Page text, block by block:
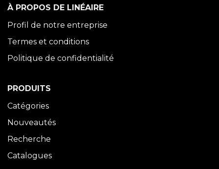
À PROPOS DE LINÉAIRE
Profil de notre entreprise
Termes et conditions
Politique de confidentialité
PRODUITS
Catégories
Nouveautés
Recherche
Catalogues